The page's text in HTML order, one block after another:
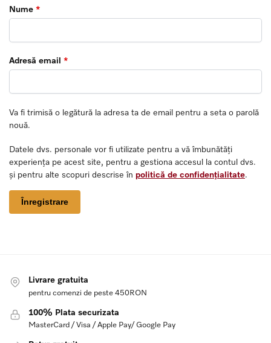
Nume *
Adresă email *
Va fi trimisă o legătură la adresa ta de email pentru a seta o parolă
nouă.
Datele dvs. personale vor fi utilizate pentru a vă îmbunătăți
experiența pe acest site, pentru a gestiona accesul la contul dvs.
și pentru alte scopuri descrise în politică de confidențialitate.
Înregistrare
Livrare gratuita
pentru comenzi de peste 450RON
100% Plata securizata
MasterCard / Visa / Apple Pay/ Google Pay